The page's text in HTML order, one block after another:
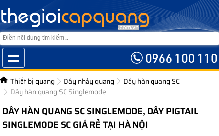
Thiết bị quang Dây nhảy quang
Dây hàn quang SC
Dây hàn quang SC Singlemode
DÂY HÀN QUANG SC SINGLEMODE, DÂY PIGTAIL
SINGLEMODE SC GIÁ RẺ TẠI HÀ NỘI